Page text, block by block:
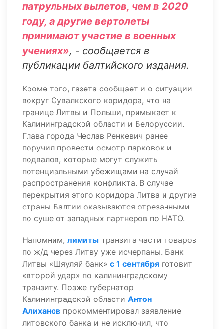
патрульных вылетов, чем в 2020
году, а другие вертолеты
принимают участие в военных
учениях», - сообщается в
публикации балтийского издания.
Кроме того, газета сообщает и о ситуации
вокруг Сувалкского коридора, что на
границе Литвы и Польши, примыкает к
Калининградской области и Белоруссии.
Глава города Чеслав Ренкевич ранее
поручил провести осмотр парковок и
подвалов, которые могут служить
потенциальными убежищами на случай
распространения конфликта. В случае
перекрытия этого коридора Литва и другие
страны Балтии оказываются отрезанными
по суше от западных партнеров по НАТО.
Напомним, лимиты транзита части товаров
по ж/д через Литву уже исчерпаны. Банк
Литвы «Шяуляй банк» с 1 сентября готовит
«второй удар» по калининградскому
транзиту. Позже губернатор
Калининградской области Антон
Алиханов прокомментировал заявление
литовского банка и не исключил, что